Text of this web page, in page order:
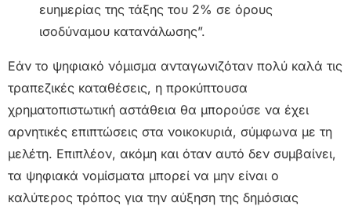
ευημερίας της τάξης του 2% σε όρους
ισοδύναμου κατανάλωσης”.
Εάν το ψηφιακό νόμισμα ανταγωνιζόταν πολύ καλά τις
τραπεζικές καταθέσεις, η προκύπτουσα
χρηματοπιστωτική αστάθεια θα μπορούσε να έχει
αρνητικές επιπτώσεις στα νοικοκυριά, σύμφωνα με τη
μελέτη. Επιπλέον, ακόμη και όταν αυτό δεν συμβαίνει,
τα ψηφιακά νομίσματα μπορεί να μην είναι ο
καλύτερος τρόπος για την αύξηση της δημόσιας